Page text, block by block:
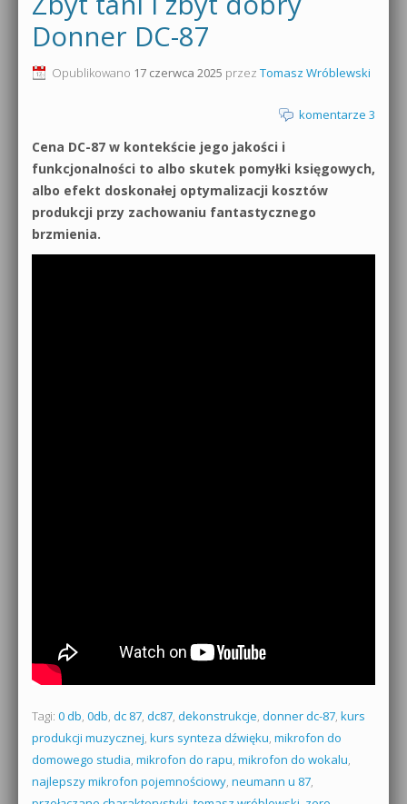
Donner DC-87
Opublikowano 17 czerwca 2025 przez Tomasz Wróblewski
komentarze 3
Cena DC-87 w kontekście jego jakości i
funkcjonalności to albo skutek pomyłki księgowych,
albo efekt doskonałej optymalizacji kosztów
produkcji przy zachowaniu fantastycznego
brzmienia.
Tagi: 0 db, 0db, dc 87, dc87, dekonstrukcje, donner dc-87, kurs
produkcji muzycznej, kurs synteza dźwięku, mikrofon do
domowego studia, mikrofon do rapu, mikrofon do wokalu,
najlepszy mikrofon pojemnościowy, neumann u 87,